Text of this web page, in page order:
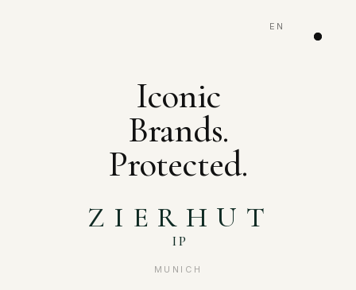
EN
Iconic
Brands.
Protected.
ZIERHUT
IP
MUNICH